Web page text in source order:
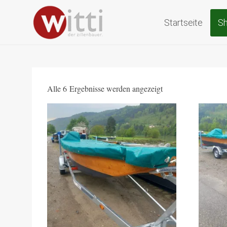
Zillen und
Startseite
Alle 6 Ergebnisse werden angezeigt